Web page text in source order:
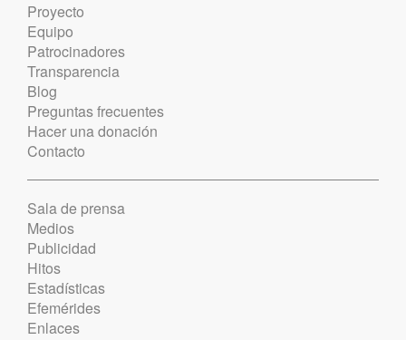
Proyecto
Equipo
Patrocinadores
Transparencia
Blog
Preguntas frecuentes
Hacer una donación
Contacto
Sala de prensa
Medios
Publicidad
Hitos
Estadísticas
Efemérides
Enlaces